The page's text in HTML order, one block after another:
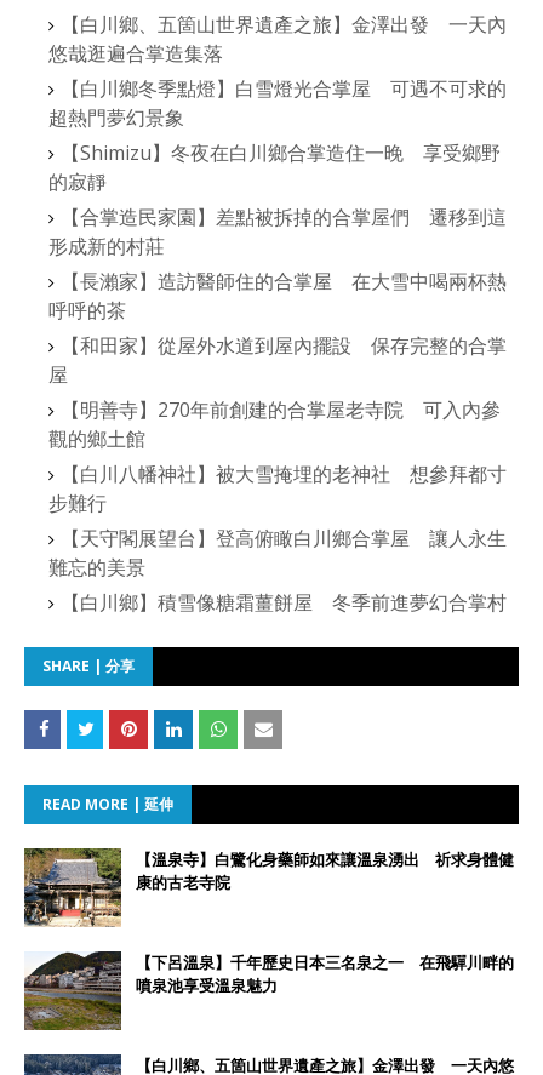
【白川鄉、五箇山世界遺產之旅】金澤出發 一天內
悠哉逛遍合掌造集落
【白川鄉冬季點燈】白雪燈光合掌屋 可遇不可求的
超熱門夢幻景象
【Shimizu】冬夜在白川鄉合掌造住一晚 享受鄉野
的寂靜
【合掌造民家園】差點被拆掉的合掌屋們 遷移到這
形成新的村莊
【長瀨家】造訪醫師住的合掌屋 在大雪中喝兩杯熱
呼呼的茶
【和田家】從屋外水道到屋內擺設 保存完整的合掌
屋
【明善寺】270年前創建的合掌屋老寺院 可入內參
觀的鄉土館
【白川八幡神社】被大雪掩埋的老神社 想參拜都寸
步難行
【天守閣展望台】登高俯瞰白川鄉合掌屋 讓人永生
難忘的美景
【白川鄉】積雪像糖霜薑餅屋 冬季前進夢幻合掌村
SHARE | 分享
READ MORE | 延伸
【溫泉寺】白鷺化身藥師如來讓溫泉湧出 祈求身體健
康的古老寺院
【下呂溫泉】千年歷史日本三名泉之一 在飛驒川畔的
噴泉池享受溫泉魅力
【白川鄉、五箇山世界遺產之旅】金澤出發 一天內悠